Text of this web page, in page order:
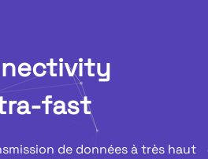
fast
de données à très haut